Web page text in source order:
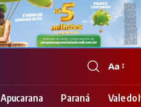
Font
Resizer
Aa
Apucarana Paraná Vale do